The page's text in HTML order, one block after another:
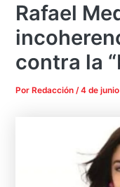
Rafael
contra la
Por Redacción/4 de